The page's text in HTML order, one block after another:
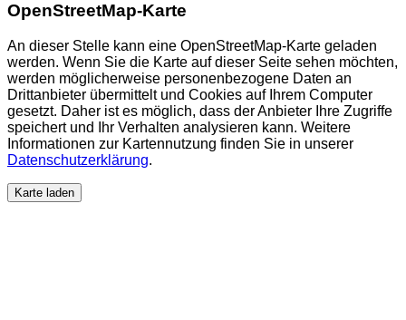
OpenStreetMap-Karte
An dieser Stelle kann eine OpenStreetMap-Karte geladen
werden. Wenn Sie die Karte auf dieser Seite sehen möchten,
werden möglicherweise personenbezogene Daten an
Drittanbieter übermittelt und Cookies auf Ihrem Computer
gesetzt. Daher ist es möglich, dass der Anbieter Ihre Zugriffe
speichert und Ihr Verhalten analysieren kann. Weitere
Informationen zur Kartennutzung finden Sie in unserer
Datenschutzerklärung.
Karte laden